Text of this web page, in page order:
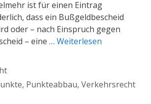
ist für einen Eintrag
dass ein Bußgeldbescheid
oder – nach Einspruch gegen
– eine … Weiterlesen
, Punkteabbau, Verkehrsrecht